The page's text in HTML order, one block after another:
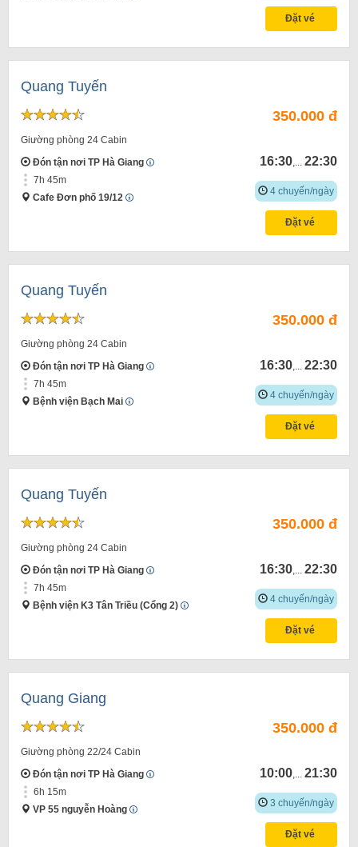
Đặt vé
Quang Tuyến
Giường phòng 24 Cabin
Đón tận nơi TP Hà Giang
7h 45m
Cafe Đơn phố 19/12
350.000 đ
16:30 22:30
4 chuyến/ngày
Đặt vé
Quang Tuyến
Giường phòng 24 Cabin
Đón tận nơi TP Hà Giang
7h 45m
Bệnh viện Bạch Mai
350.000 đ
16:30 22:30
4 chuyến/ngày
Đặt vé
Quang Tuyến
Giường phòng 24 Cabin
Đón tận nơi TP Hà Giang
7h 45m
Bệnh viện K3 Tân Triều (Cổng 2)
350.000 đ
16:30 22:30
4 chuyến/ngày
Đặt vé
Quang Giang
Giường phòng 22/24 Cabin
Đón tận nơi TP Hà Giang
6h 15m
VP 55 nguyễn Hoàng
350.000 đ
10:00 21:30
3 chuyến/ngày
Đặt vé